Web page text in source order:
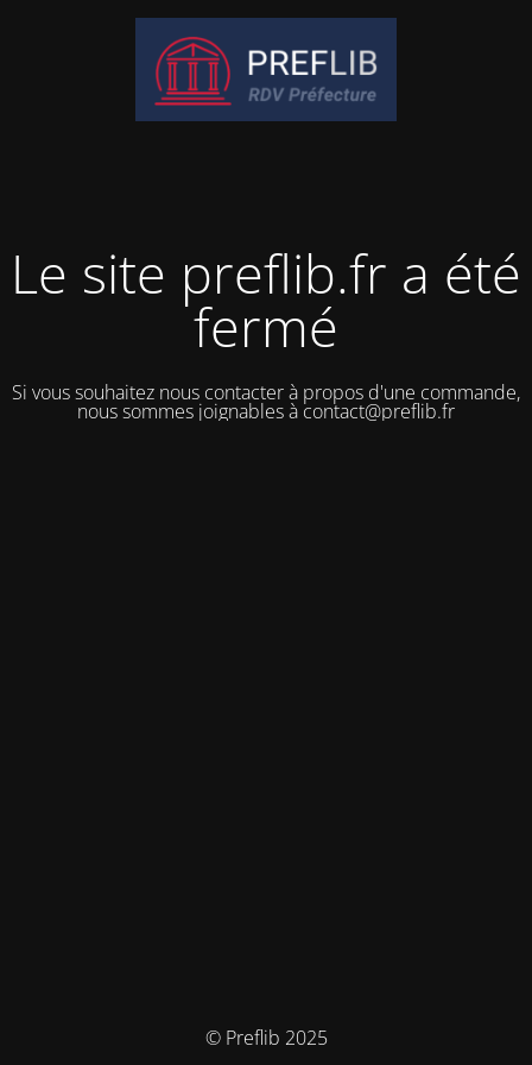
Le site preflib.fr a été
fermé
Si vous souhaitez nous contacter à propos d'une commande,
nous sommes joignables à contact@preflib.fr
© Preflib 2025